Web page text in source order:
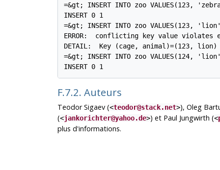
=&gt; INSERT INTO zoo VALUES(123,
INSERT 0 1
=&gt; INSERT INTO zoo VALUES(123,
ERROR:  conflicting key value violates
DETAIL:  Key (cage, animal)=(123,
=&gt; INSERT INTO zoo VALUES(124,
F.7.2. Auteurs
Teodor Sigaev (<teodor@stack.net>), Oleg
(<jankorichter@yahoo.de>) et Paul Jungwirth (<
plus d'informations.